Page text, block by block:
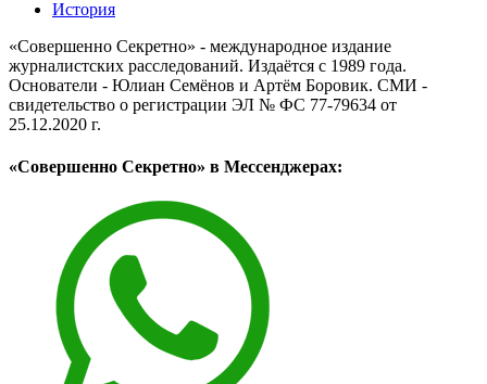
История
«Совершенно Секретно» - международное издание
журналистских расследований. Издаётся с 1989 года.
Основатели - Юлиан Семёнов и Артём Боровик. CМИ -
свидетельство о регистрации ЭЛ № ФС 77-79634 от
25.12.2020 г.
«Совершенно Секретно» в Мессенджерах: